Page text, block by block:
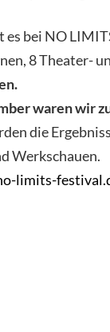
bei NO
8 Theater-
waren wir
die
Werkschauen.
limits-